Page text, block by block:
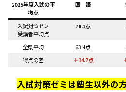
2025年度入試の平
均点
国 語
入試対策ゼミ
受講者平均点
78.1点
全県平均 63.4点
得点の差
＋14.7点
入試対策ゼミは塾生以外の